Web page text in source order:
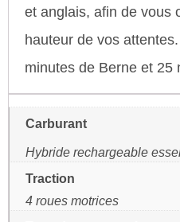
et anglais, afin de vous
hauteur de vos
minutes de Berne et 25
Carburant
Hybride rechargeable
Traction
4 roues motrices